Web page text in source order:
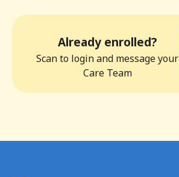
Already enrolled?
Scan to login and message your
Care Team